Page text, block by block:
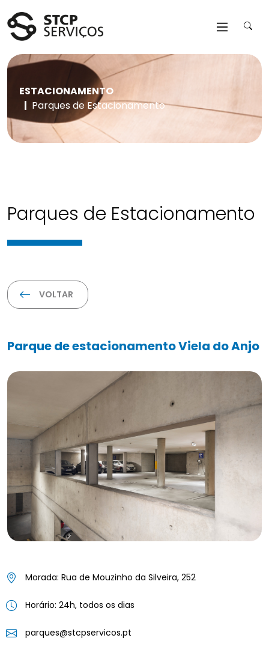
ESTACIONAMENTO
Parques de Estacionamento
Parques de Estacionamento
VOLTAR
Parque de estacionamento Viela do Anjo
Morada: Rua de Mouzinho da Silveira, 252
Horário: 24h, todos os dias
parques@stcpservicos.pt